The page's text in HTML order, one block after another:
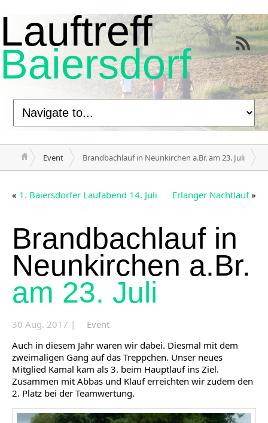
Lauftreff
Baiersdorf
Event Brandbachlauf in Neunkirchen a.Br. am 23. Juli
« 1. Baiersdorfer Laufabend 14. Juli Erlanger Nachtlauf»
Brandbachlauf in
Neunkirchen a.Br.
am 23. Juli
30 Aug. 2017 |
Event
Auch in diesem Jahr waren wir dabei. Diesmal mit dem
zweimaligen Gang auf das Treppchen. Unser neues
Mitglied Kamal kam als 3. beim Hauptlauf ins Ziel.
Zusammen mit Abbas und Klauf erreichten wir zudem den
2. Platz bei der Teamwertung.